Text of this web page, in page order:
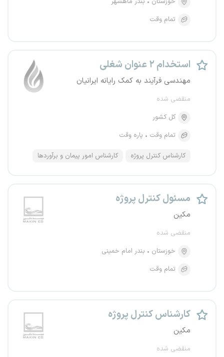
تمام وقت
استخدام ۲ عنوان شغلی
مهندسی فرآیند به کمک رایانه ایرانیان
منقضی شده
کل کشور
تمام وقت
پاره وقت
کارشناس کنترل پروژه کارشناس امور پیمان و برآوردها
مسئول کنترل پروژه
مکین
منقضی شده
خوزستان
بندر امام خمینی
تمام وقت
کارشناس کنترل پروژه
مکین
منقضی شده